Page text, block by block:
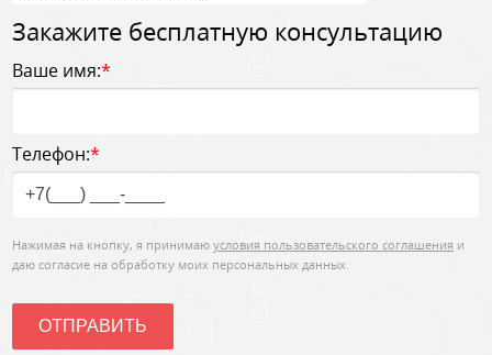
Закажите бесплатную консультацию
Ваше имя:*
Телефон:*
Нажимая на кнопку, я принимаю условия пользовательского соглашения и
даю согласие на обработку моих персональных данных.
ОТПРАВИТЬ